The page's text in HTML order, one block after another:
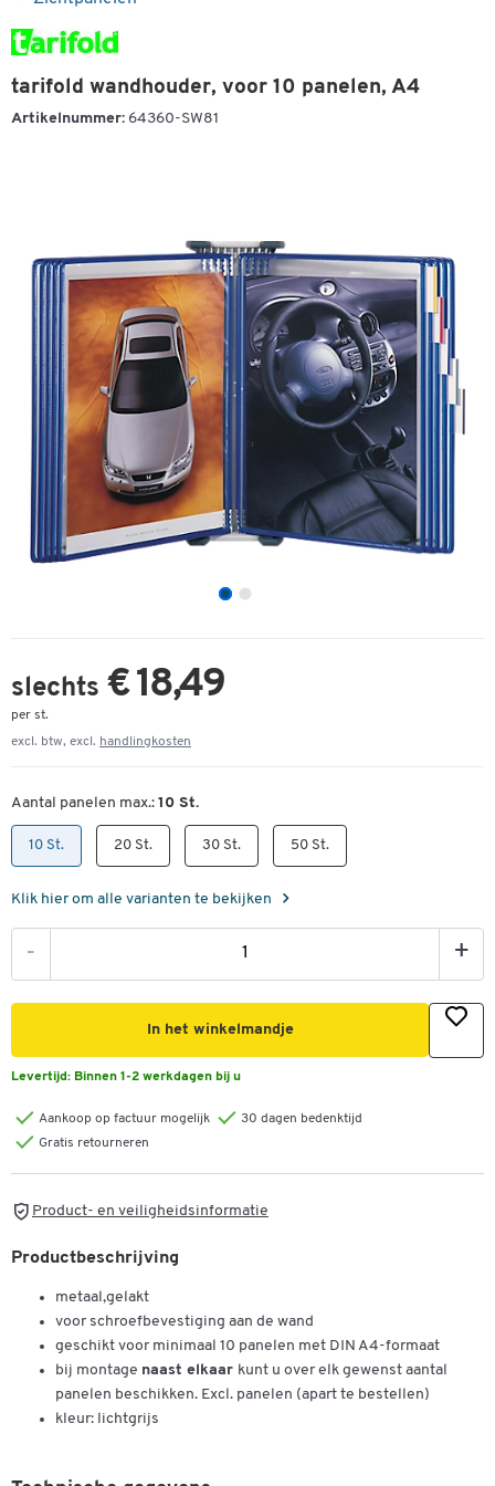
tarifold wandhouder, voor 10 panelen, A4
Artikelnummer: 64360-SW81
slechts € 18,49
per st.
excl. btw, excl. handlingkosten
Aantal panelen max.: 10 St.
10 St. 20 St. 30 St. 50 St.
Klik hier om alle varianten te bekijken
- +
In het winkelmandje
Levertijd: Binnen 1-2 werkdagen bij u
Aankoop op factuur mogelijk
30 dagen bedenktijd
Gratis retourneren
Product- en veiligheidsinformatie
Productbeschrijving
metaal,gelakt
voor schroefbevestiging aan de wand
geschikt voor minimaal 10 panelen met DIN A4-formaat
bij montage naast elkaar kunt u over elk gewenst aantal
panelen beschikken. Excl. panelen (apart te bestellen)
kleur: lichtgrijs